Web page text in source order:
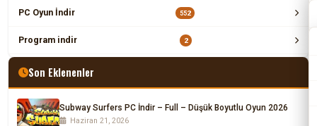
PC Oyun İndir 552
Program indir 2
Son Eklenenler
Subway Surfers PC İndir – Full – Düşük Boyutlu Oyun 2026
Haziran 21, 2026